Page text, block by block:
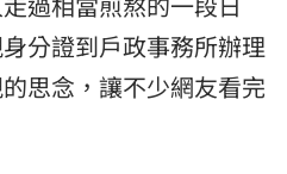
分證到戶政事務所辦理
思念，讓不少網友看完